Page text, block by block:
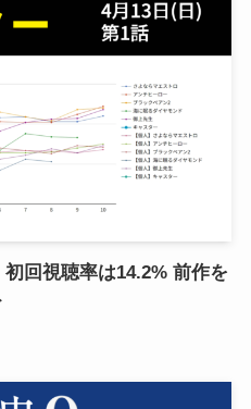
回視聴率は14.2% 前作を